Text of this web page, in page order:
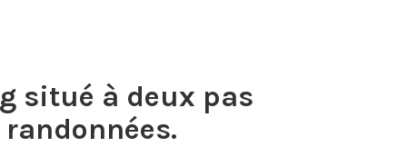
situé à deux pas